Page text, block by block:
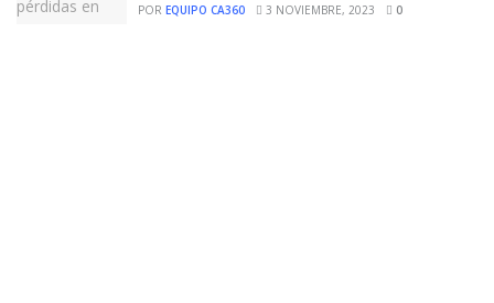
POR EQUIPO CA360 3 NOVIEMBRE, 2023 0